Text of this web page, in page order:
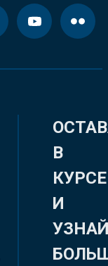
В
КУРСЕ
И